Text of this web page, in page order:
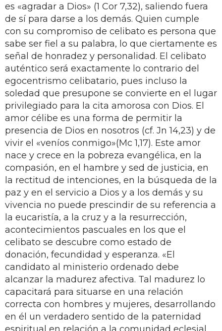
es «agradar a Dios» (1 Cor 7,32), saliendo fuera
de sí para darse a los demás. Quien cumple
con su compromiso de celibato es persona que
sabe ser fiel a su palabra, lo que ciertamente es
señal de honradez y personalidad. El celibato
auténtico será exactamente lo contrario del
egocentrismo celibatario, pues incluso la
soledad que presupone se convierte en el lugar
privilegiado para la cita amorosa con Dios. El
amor célibe es una forma de permitir la
presencia de Dios en nosotros (cf. Jn 14,23) y de
vivir el «veníos conmigo»(Mc 1,17). Este amor
nace y crece en la pobreza evangélica, en la
compasión, en el hambre y sed de justicia, en
la rectitud de intenciones, en la búsqueda de la
paz y en el servicio a Dios y a los demás y su
vivencia no puede prescindir de su referencia a
la eucaristía, a la cruz y a la resurrección,
acontecimientos pascuales en los que el
celibato se descubre como estado de
donación, fecundidad y esperanza. «El
candidato al ministerio ordenado debe
alcanzar la madurez afectiva. Tal madurez lo
capacitará para situarse en una relación
correcta con hombres y mujeres, desarrollando
en él un verdadero sentido de la paternidad